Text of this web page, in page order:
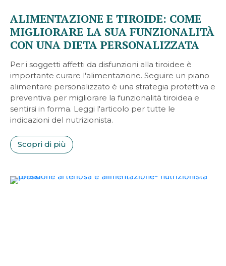
ALIMENTAZIONE E TIROIDE: COME
MIGLIORARE LA SUA FUNZIONALITÀ
CON UNA DIETA PERSONALIZZATA
Per i soggetti affetti da disfunzioni alla tiroidee è
importante curare l'alimentazione. Seguire un piano
alimentare personalizzato è una strategia protettiva e
preventiva per migliorare la funzionalità tiroidea e
sentirsi in forma. Leggi l'articolo per tutte le
indicazioni del nutrizionista.
Scopri di più